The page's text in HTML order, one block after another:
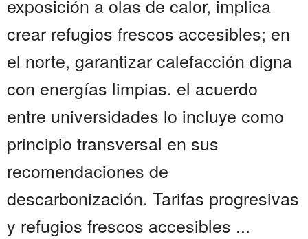
exposición a olas de calor, implica
crear refugios frescos accesibles; en
el norte, garantizar calefacción digna
con energías limpias. el acuerdo
entre universidades lo incluye como
principio transversal en sus
recomendaciones de
descarbonización. Tarifas progresivas
y refugios frescos accesibles ...